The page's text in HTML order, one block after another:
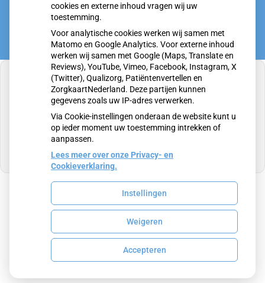
U heeft geen toestemming gegeven voor
externe inhoud die nodig is om dit te zien.
Cookie-instellingen wijzigen
Uw Zorg Online
Cookie-instellingen
cookies en externe inhoud vragen wij uw
toestemming.
Voor analytische cookies werken wij samen met
Matomo en Google Analytics. Voor externe inhoud
werken wij samen met Google (Maps, Translate en
Reviews), YouTube, Vimeo, Facebook, Instagram, X
(Twitter), Qualizorg, Patiëntenvertellen en
ZorgkaartNederland. Deze partijen kunnen
gegevens zoals uw IP-adres verwerken.
Via Cookie-instellingen onderaan de website kunt u
op ieder moment uw toestemming intrekken of
aanpassen.
Lees meer over onze Privacy- en
Cookieverklaring.
Instellingen
Weigeren
Accepteren